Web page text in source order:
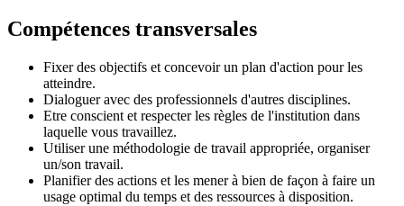
Compétences transversales
Fixer des objectifs et concevoir un plan d'action pour les
atteindre.
Dialoguer avec des professionnels d'autres disciplines.
Etre conscient et respecter les règles de l'institution dans
laquelle vous travaillez.
Utiliser une méthodologie de travail appropriée, organiser
un/son travail.
Planifier des actions et les mener à bien de façon à faire un
usage optimal du temps et des ressources à disposition.